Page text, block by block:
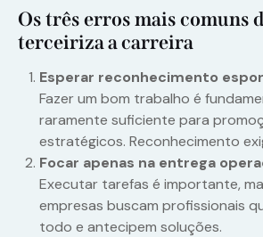
Os três erros mais comuns
terceiriza a carreira
Esperar reconhecimento
Fazer um bom trabalho é
raramente suficiente para
estratégicos. Reconhecimento
Focar apenas na entrega
Executar tarefas é importante,
empresas buscam profissionais
todo e antecipem soluções.